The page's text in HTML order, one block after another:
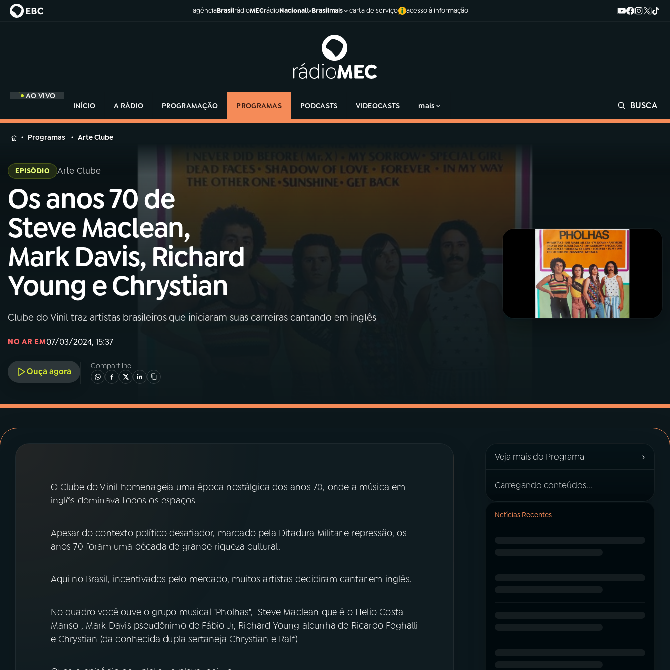
agênciaBrasilrádioMECrádioNacionaltvBrasilmais carta de serviço acesso à informação
AO VIVO
INÍCIO
A RÁDIO PROGRAMAÇÃO PROGRAMAS PODCASTS VIDEOCASTS mais BUSCA
MENU
Buscar
na
Rádio
MEC
01INÍCIO
02 A RÁDIO
03PROGRAMAÇÃO
05PODCASTS
PRÊMIO RÁDIO MEC
YouTube Facebook
na
Rádio
Programas Arte Clube
EPISÓDIO Arte Clube
Os anos 70 de
Steve Maclean,
Mark Davis, Richard
Young e Chrystian
Clube do Vinil traz artistas brasileiros que iniciaram suas carreiras cantando em inglês
NO AR EM07/03/2024, 15:37
Ouça agora
Compartilhe
O Clube do Vinil homenageia uma época nostálgica dos anos 70, onde a música em
inglês dominava todos os espaços.
Apesar do contexto político desafiador, marcado pela Ditadura Militar e repressão, os
anos 70 foram uma década de grande riqueza cultural.
Aqui no Brasil, incentivados pelo mercado, muitos artistas decidiram cantar em inglês.
No quadro você ouve o grupo musical "Pholhas", Steve Maclean que é o Helio Costa
Manso , Mark Davis pseudônimo de Fábio Jr, Richard Young alcunha de Ricardo Feghalli
e Chrystian (da conhecida dupla sertaneja Chrystian e Ralf)
Veja mais do Programa ›
Carregando conteúdos...
Notícias Recentes